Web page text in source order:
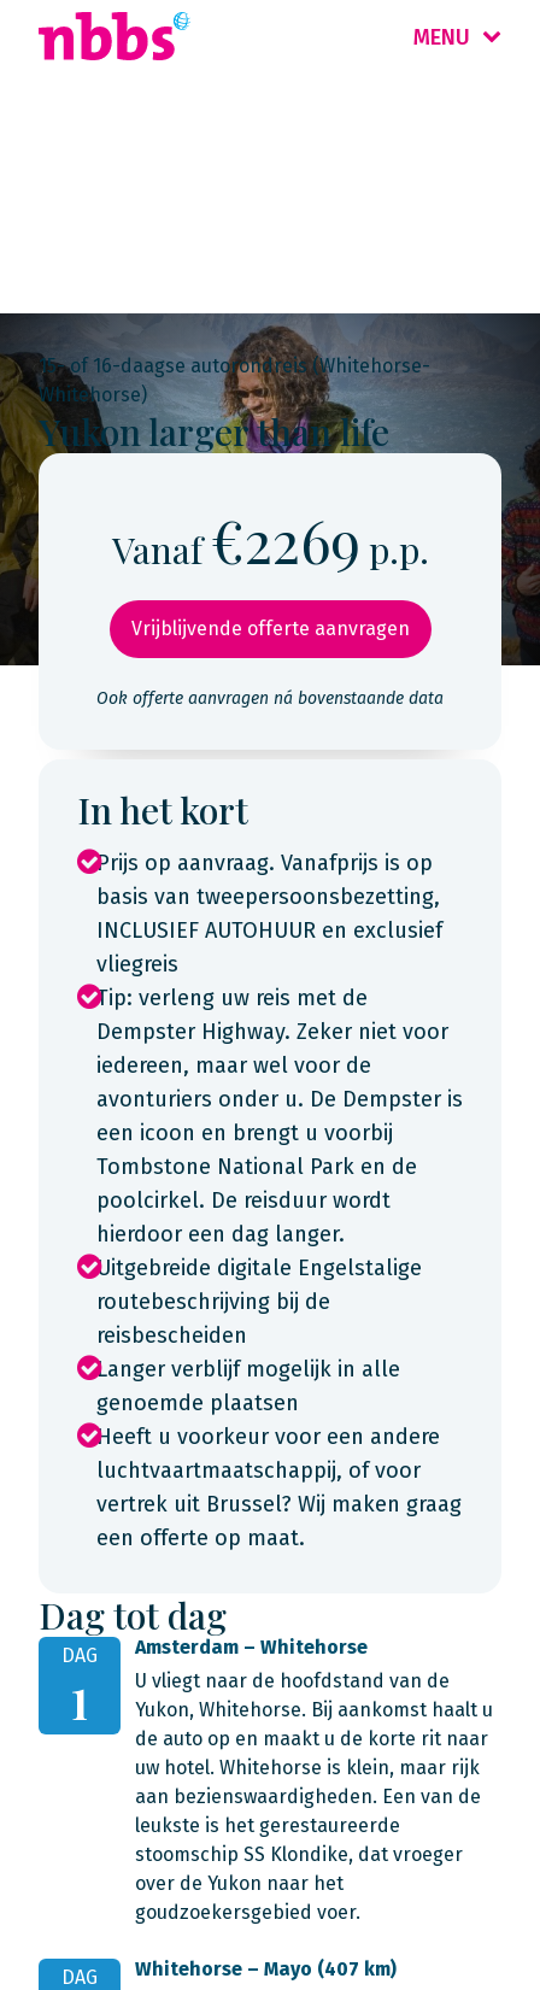
MENU
15- of 16-daagse autorondreis (Whitehorse-
Whitehorse)
Yukon larger than life
Vanaf€2269 p.p.
Vrijblijvende offerte aanvragen
Ook offerte aanvragen ná bovenstaande data
In het kort
Prijs op aanvraag. Vanafprijs is op
basis van tweepersoonsbezetting,
INCLUSIEF AUTOHUUR en exclusief
vliegreis
Tip: verleng uw reis met de
Dempster Highway. Zeker niet voor
iedereen, maar wel voor de
avonturiers onder u. De Dempster is
een icoon en brengt u voorbij
Tombstone National Park en de
poolcirkel. De reisduur wordt
hierdoor een dag langer.
Uitgebreide digitale Engelstalige
routebeschrijving bij de
reisbescheiden
Langer verblijf mogelijk in alle
genoemde plaatsen
Heeft u voorkeur voor een andere
luchtvaartmaatschappij, of voor
vertrek uit Brussel? Wij maken graag
een offerte op maat.
Dag tot dag
DAG
1
Amsterdam – Whitehorse
U vliegt naar de hoofdstand van de
Yukon, Whitehorse. Bij aankomst haalt u
de auto op en maakt u de korte rit naar
uw hotel. Whitehorse is klein, maar rijk
aan bezienswaardigheden. Een van de
leukste is het gerestaureerde
stoomschip SS Klondike, dat vroeger
over de Yukon naar het
goudzoekersgebied voer.
DAG
Whitehorse – Mayo (407 km)